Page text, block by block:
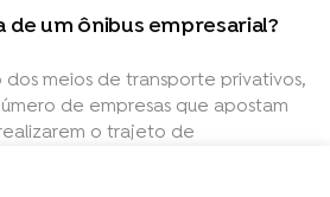
um ônibus empresarial?
dos meios de transporte privativos,
de empresas que apostam
o trajeto de